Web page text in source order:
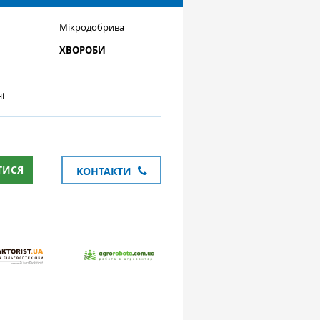
Мікродобрива
ХВОРОБИ
КОНТАКТИ